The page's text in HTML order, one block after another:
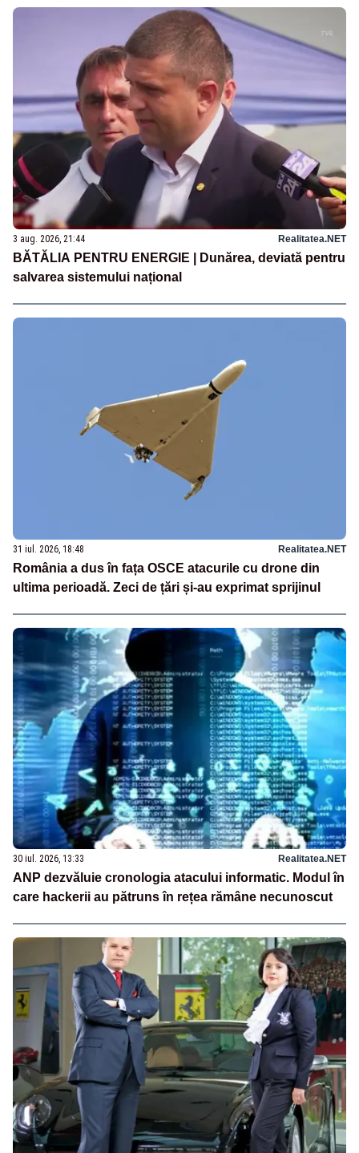
3 aug. 2026, 21:44 Realitatea.NET
BĂTĂLIA PENTRU ENERGIE | Dunărea, deviată pentru
salvarea sistemului național
31 iul. 2026, 18:48 Realitatea.NET
România a dus în fața OSCE atacurile cu drone din
ultima perioadă. Zeci de țări și-au exprimat sprijinul
30 iul. 2026, 13:33 Realitatea.NET
ANP dezvăluie cronologia atacului informatic. Modul în
care hackerii au pătruns în rețea rămâne necunoscut